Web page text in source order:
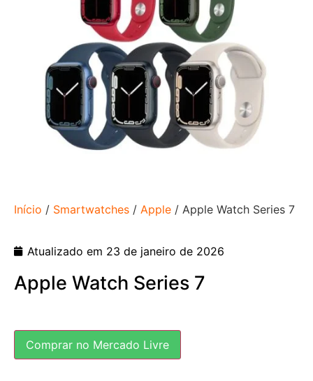
Início / Smartwatches / Apple / Apple Watch Series 7
Atualizado em 23 de janeiro de 2026
Apple Watch Series 7
Comprar no Mercado Livre